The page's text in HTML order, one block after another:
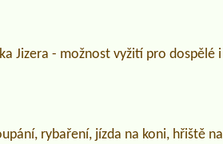
Jizera - možnost vyžití pro dospělé i
rybaření, jízda na koni, hřiště na